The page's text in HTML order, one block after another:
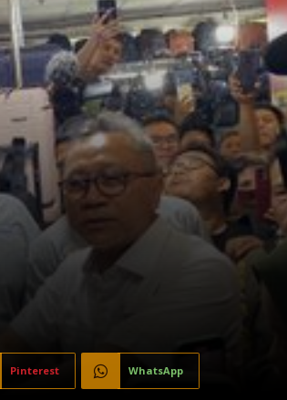
Pinterest WhatsApp